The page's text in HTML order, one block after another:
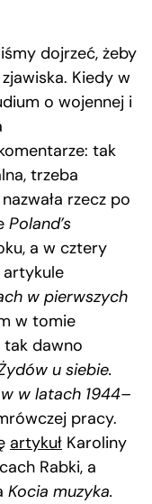
dojrzeć, żeby
Kiedy w
o wojennej i
tak
trzeba
rzecz po
Poland’s
a w cztery
artykule
w pierwszych
w tomie
tak dawno
u siebie.
w latach 1944–
pracy.
artykuł Karoliny
Rabki, a
Kocia muzyka.